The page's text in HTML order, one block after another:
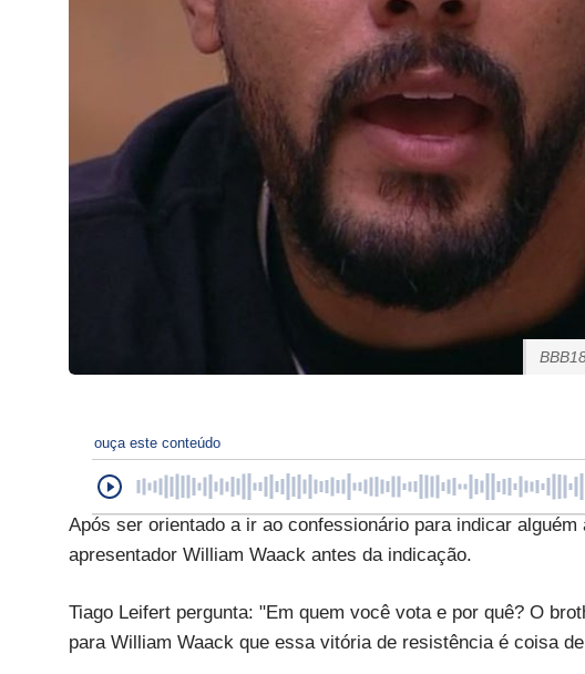
ouça este conteúdo
Após ser orientado a ir ao confessionário para indicar
apresentador William Waack antes da indicação.
Tiago Leifert pergunta: "Em quem você vota e por quê? O
para William Waack que essa vitória de resistência é coisa